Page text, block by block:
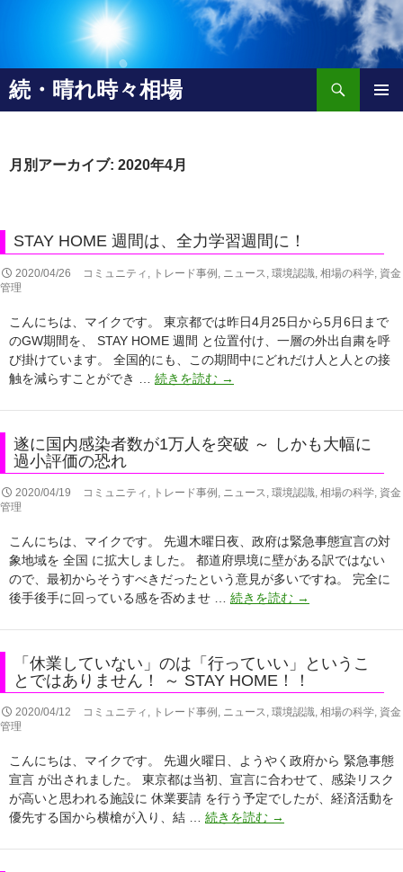
続・晴れ時々相場
検
索
コ
ン
動
月別アーカイブ: 2020年4月
STAY HOME 週間は、全力学習週間に！
2020/04/26 コミュニティ , トレード事例 , ニュース, 環境認識, 相場の科学, 資金
管理
こんにちは、マイクです。 東京都では昨日4月25日から5月6日まで
のGW期間を、 STAY HOME 週間 と位置付け、一層の外出自粛を呼
び掛けています。 全国的にも、この期間中にどれだけ人と人との接
触を減らすことができ … 続きを読む STAY
週
間
は、
全
力
週
間
に！
→
遂に国内感染者数が1万人を突破 ～ しかも大幅に
過小評価の恐れ
2020/04/19 コミュニティ , トレード事例 , ニュース, 環境認識, 相場の科学, 資金
管理
こんにちは、マイクです。 先週木曜日夜、政府は緊急事態宣言の対
象地域を 全国 に拡大しました。 都道府県境に壁がある訳ではない
ので、最初からそうすべきだったという意見が多いですね。 完全に
後手後手に回っている感を否めませ … 続きを読む 遂
国
感
染
者
1
万
人
→
「休業していない」のは「行っていい」というこ
とではありません！ ～ STAY HOME！！
2020/04/12 コミュニティ , トレード事例 , ニュース, 環境認識, 相場の科学, 資金
管理
こんにちは、マイクです。 先週火曜日、ようやく政府から 緊急事態
宣言 が出されました。 東京都は当初、宣言に合わせて、感染リスク
が高いと思われる施設に 休業要請 を行う予定でしたが、経済活動を
優先する国から横槍が入り、結 … 続きを読む 「休
し
→